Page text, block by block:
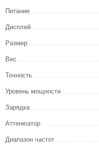
Питание
Дисплей
Размер
Вес
Точность
Уровень мощности
Зарядка
Аттенюатор
Диапазон частот